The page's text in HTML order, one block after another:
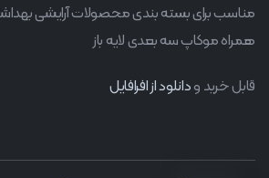
مناسب برای بسته بندی محصولات آرایشی
همراه موکاپ سه بعدی لایه باز
قابل خرید ودانلود از افرافایل